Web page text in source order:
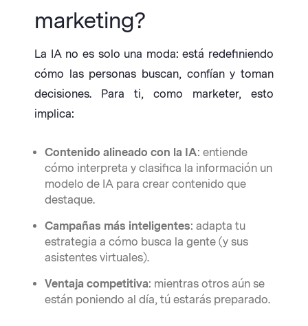
marketing?
La IA no es solo una moda: está redefiniendo
cómo las personas buscan, confían y toman
decisiones. Para ti, como marketer, esto
implica:
Contenido alineado con la IA: entiende
cómo interpreta y clasifica la información un
modelo de IA para crear contenido que
destaque.
Campañas más inteligentes: adapta tu
estrategia a cómo busca la gente (y sus
asistentes virtuales).
Ventaja competitiva: mientras otros aún se
están poniendo al día, tú estarás preparado.